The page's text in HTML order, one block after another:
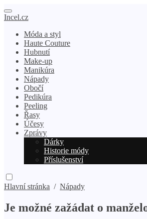
Incel.cz
Móda a styl
Haute Couture
Hubnutí
Make-up
Manikúra
Nápady
Obočí
Pedikúra
Peeling
Řasy
Účesy
Zprávy
Dárky
Historie módy
Příslušenství
Hlavní stránka / Nápady
Je možné zažádat o